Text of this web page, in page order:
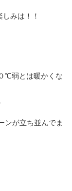
みは！！
℃弱とは暖かくな
ンが立ち並んでま